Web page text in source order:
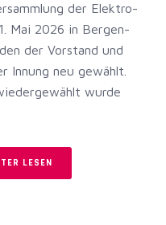
der Elektro-
Mai 2026 in Bergen-
der Vorstand und
Innung neu gewählt.
wurde
LESEN